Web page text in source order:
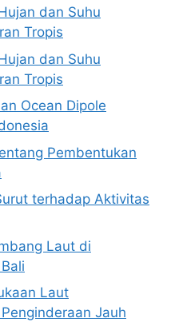
dan Suhu
Tropis
dan Suhu
Tropis
Ocean Dipole
Pembentukan
terhadap Aktivitas
Laut di
Laut
Jauh